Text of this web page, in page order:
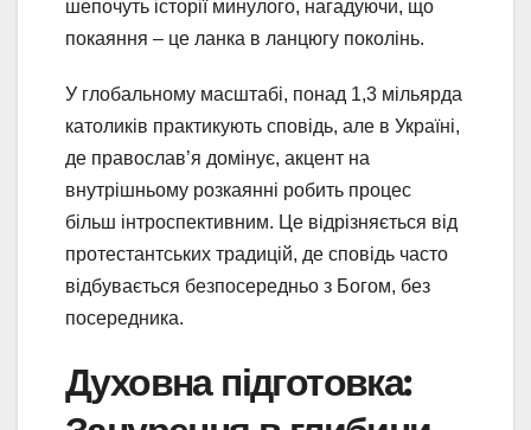
шепочуть історії минулого, нагадуючи, що
покаяння – це ланка в ланцюгу поколінь.
У глобальному масштабі, понад 1,3 мільярда
католиків практикують сповідь, але в Україні,
де православ’я домінує, акцент на
внутрішньому розкаянні робить процес
більш інтроспективним. Це відрізняється від
протестантських традицій, де сповідь часто
відбувається безпосередньо з Богом, без
посередника.
Духовна підготовка: